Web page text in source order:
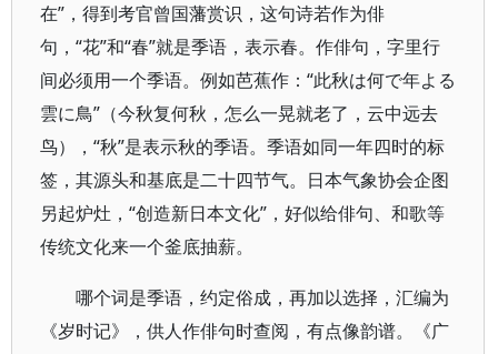
在”，得到考官曾国藩赏识，这句诗若作为俳
句，“花”和“春”就是季语，表示春。作俳句，字里行
间必须用一个季语。例如芭蕉作：“此秋は何で年よる
雲に鳥”（今秋复何秋，怎么一晃就老了，云中远去
鸟），“秋”是表示秋的季语。季语如同一年四时的标
签，其源头和基底是二十四节气。日本气象协会企图
另起炉灶，“创造新日本文化”，好似给俳句、和歌等
传统文化来一个釜底抽薪。
哪个词是季语，约定俗成，再加以选择，汇编为
《岁时记》，供人作俳句时查阅，有点像韵谱。《广